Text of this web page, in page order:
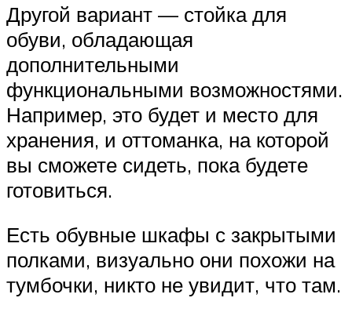
Другой вариант — стойка для
обуви, обладающая
дополнительными
функциональными возможностями.
Например, это будет и место для
хранения, и оттоманка, на которой
вы сможете сидеть, пока будете
готовиться.
Есть обувные шкафы с закрытыми
полками, визуально они похожи на
тумбочки, никто не увидит, что там.